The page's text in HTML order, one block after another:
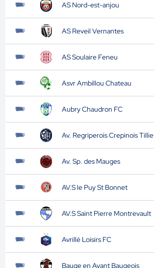
AS Nord-est-anjou
AS Reveil Vernantes
AS Soulaire Feneu
Asvr Ambillou Chateau
Aubry Chaudron FC
Av. Regriperois Crepinois Tillie
Av. Sp. des Mauges
AV.S le Puy St Bonnet
AV.S Saint Pierre Montrevault
Avrillé Loisirs FC
Bauge en Avant Baugeois